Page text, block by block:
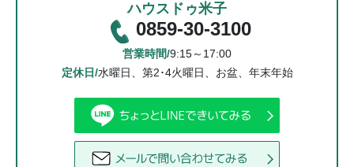
ハウスドゥ米子
0859-30-3100
営業時間/9:15～17:00
定休日/水曜日、第2･4火曜日、お盆、年末年始